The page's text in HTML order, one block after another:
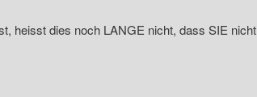
heisst dies noch LANGE nicht, dass SIE nicht